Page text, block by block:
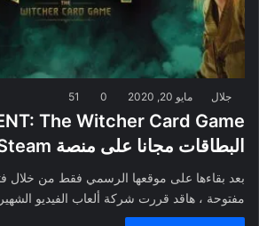
جلال مايو 20, 2020 0
51
البطاقات مجانا على منصة Steam
بعد بقاءها على موقعها الرسمي فقط من خلال
مفتوحة ، هاقد قررت شركة ألعاب الفيديو